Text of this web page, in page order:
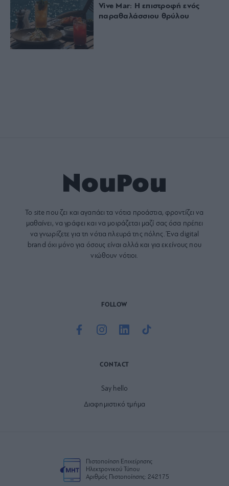
Vive Mar: Η επιστροφή ενός
παραθαλάσσιου θρύλου
Το site που ζει και αγαπάει τα νότια προάστια, φροντίζει να
μαθαίνει, να γράφει και να μοιράζεται μαζί σας όσα πρέπει
να γνωρίζετε για τη νότια πλευρά της πόλης. Ένα digital
brand όχι μόνο για όσους είναι αλλά και για εκείνους που
νιώθουν νότιοι.
FOLLOW
CONTACT
Say hello
Διαφημιστικό τμήμα
Πιστοποίηση Επιχείρησης
Ηλεκτρονικού Τύπου
Αριθμός Πιστοποίησης: 242175